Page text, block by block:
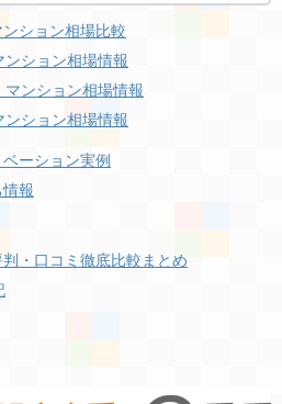
ンション相場比較
ション相場情報
ンション相場情報
ション相場情報
ーション実例
報
・口コミ徹底比較まとめ